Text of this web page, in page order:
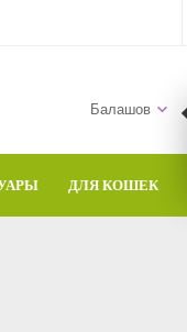
Балашов
ДЛЯ КОШЕК